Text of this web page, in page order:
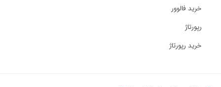
خرید فالوور
رپورتاژ
خرید رپورتاژ